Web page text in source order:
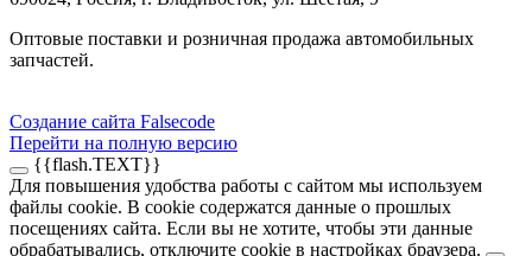
Оптовые поставки и розничная продажа автомобильных
запчастей.
Создание сайта Falsecode
Перейти на полную версию
{{flash.TEXT}}
Для повышения удобства работы с сайтом мы используем
файлы cookie. В cookie содержатся данные о прошлых
посещениях сайта. Если вы не хотите, чтобы эти данные
обрабатывались, отключите cookie в настройках браузера.